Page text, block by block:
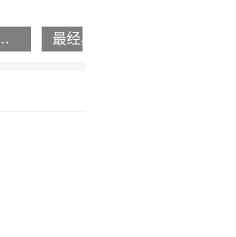
大佑合作女歌手十大名曲)